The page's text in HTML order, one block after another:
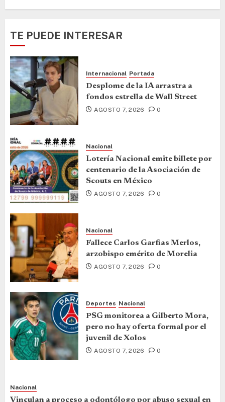
TE PUEDE INTERESAR
Internacional Portada
Desplome de la IA arrastra a
fondos estrella de Wall Street
AGOSTO 7, 2026 0
Nacional
Lotería Nacional emite billete por
centenario de la Asociación de
Scouts en México
AGOSTO 7, 2026 0
Nacional
Fallece Carlos Garfias Merlos,
arzobispo emérito de Morelia
AGOSTO 7, 2026 0
Deportes Nacional
PSG monitorea a Gilberto Mora,
pero no hay oferta formal por el
juvenil de Xolos
AGOSTO 7, 2026 0
Nacional
Vinculan a proceso a odontólogo por abuso sexual en